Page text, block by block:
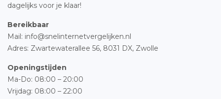
dagelijks voor je klaar!
Bereikbaar
Mail: info@snelinternetvergelijken.nl
Adres: Zwartewaterallee 56, 8031 DX, Zwolle
Openingstijden
Ma-Do: 08:00 – 20:00
Vrijdag: 08:00 – 22:00